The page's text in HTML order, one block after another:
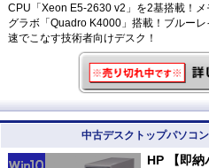
CPU「Xeon E5-2630 v2」を2基搭載！メ
グラボ「Quadro K4000」搭載！ブルー
速でこなす技術者向けデスク！
中古デスクトップパソコ
HP 【即